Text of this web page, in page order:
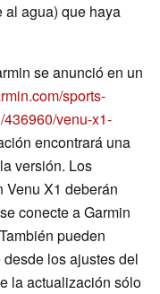
al agua) que haya
se anunció en un
sports-
venu-x1-
encontrará una
versión. Los
Venu X1 deberán
conecte a Garmin
pueden
los ajustes del
la actualización sólo